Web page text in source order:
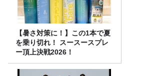
【暑さ対策に！】この1本で夏
を乗り切れ！ スースースプレ
ー頂上決戦2026！